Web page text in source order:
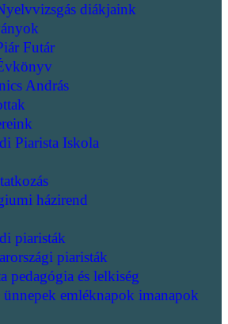
diákjaink
Futár
András
Piarista Iskola
házirend
piaristák
piaristák
pedagógia és lelkiség
emléknapok imanapok